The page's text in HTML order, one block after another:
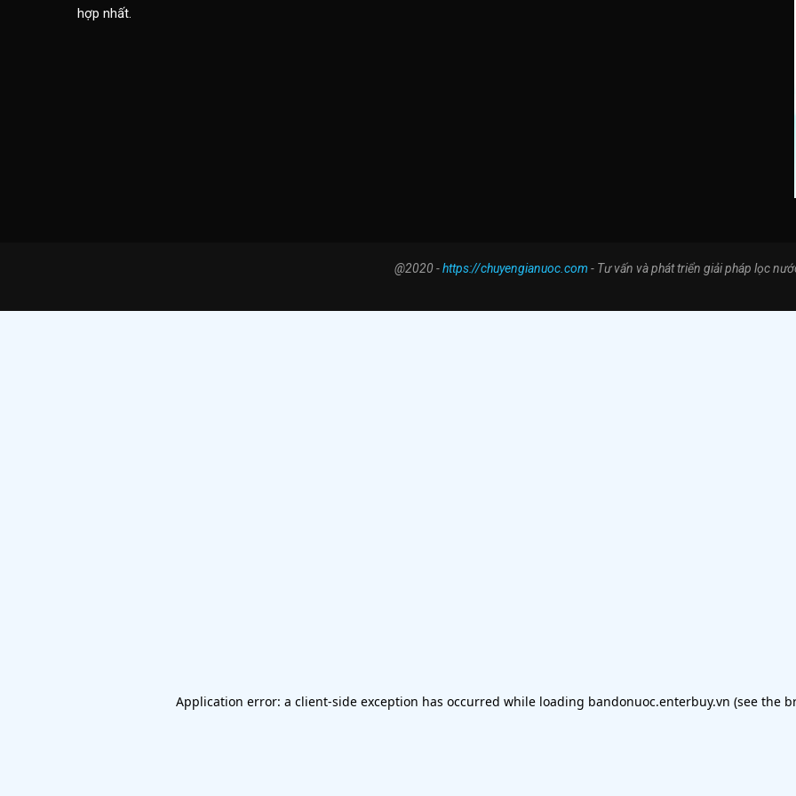
hợp nhất.
@2020 -https://chuyengianuoc.com - Tư vấn và phát triển giải pháp lọc